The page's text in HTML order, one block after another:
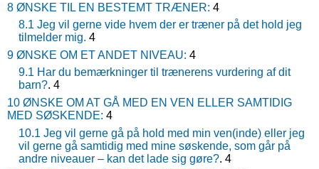
8 ØNSKE TIL EN BESTEMT TRÆNER: 4
8.1 Jeg vil gerne vide hvem der er træner på det hold jeg
tilmelder mig. 4
9 ØNSKE OM ET ANDET NIVEAU: 4
9.1 Har du bemærkninger til trænerens vurdering af dit
barn?. 4
10 ØNSKE OM AT GÅ MED EN VEN ELLER SAMTIDIG
MED SØSKENDE: 4
10.1 Jeg vil gerne gå på hold med min ven(inde) eller jeg
vil gerne gå samtidig med mine søskende, som går på
andre niveauer – kan det lade sig gøre?. 4